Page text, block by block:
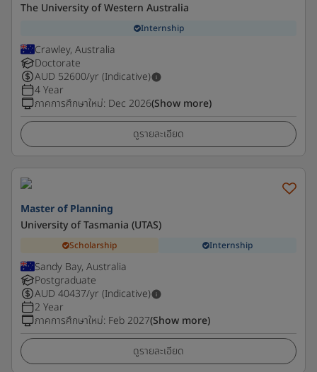
The University of Western Australia
Internship
Crawley, Australia
Doctorate
AUD 52600/yr (Indicative)
4 Year
ภาคการศึกษาใหม่: Dec 2026(Show more)
ดูรายละเอียด
Master of Planning
University of Tasmania (UTAS)
Scholarship Internship
Sandy Bay, Australia
Postgraduate
AUD 40437/yr (Indicative)
2 Year
ภาคการศึกษาใหม่: Feb 2027(Show more)
ดูรายละเอียด